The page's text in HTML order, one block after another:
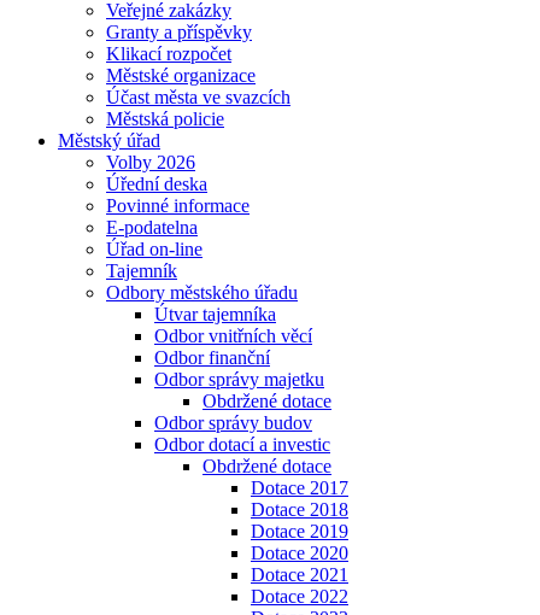
Veřejné zakázky
Granty a příspěvky
Klikací rozpočet
Městské organizace
Účast města ve svazcích
Městská policie
Městský úřad
Volby 2026
Úřední deska
Povinné informace
E-podatelna
Úřad on-line
Tajemník
Odbory městského úřadu
Útvar tajemníka
Odbor vnitřních věcí
Odbor finanční
Odbor správy majetku
Obdržené dotace
Odbor správy budov
Odbor dotací a investic
Obdržené dotace
Dotace 2017
Dotace 2018
Dotace 2019
Dotace 2020
Dotace 2021
Dotace 2022